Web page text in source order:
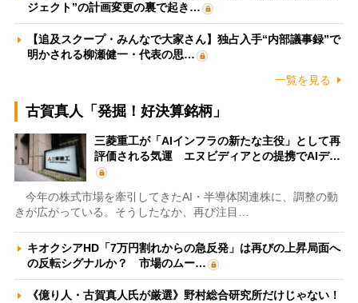
ジェクト”の計画変更の裏で起き…
【追及スクープ・みんなで大家さん】独占入手“内部議事録”で
明かされる柳瀬健一・代表の思…
一覧を見る
古賀真人「発掘！好決算銘柄」
三菱重工が「AIインフラの新たな主役」として再
評価される気運 エヌビディアとの提携でAIデ…
今年の株式市場を牽引してきたAI・半導体関連株に、調整の動
きが広がっている。そうしたなか、再び注目…
キオクシアHD「7万円割れからの急反発」は再びの上昇局面へ
の反転シグナルか？ 市場のムー…
《億り人・古賀真人氏が厳選》野村総合研究所だけじゃない！